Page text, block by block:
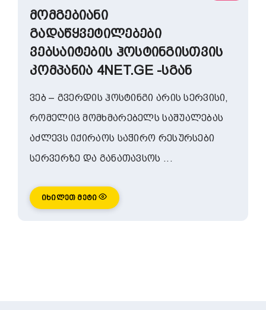
მომგებიანი
გადაწყვეტილებები
ვებსაიტების ჰოსტინგისთვის
კომპანია 4NET.GE -სგან
ვებ – გვერდის ჰოსტინგი არის სერვისი,
რომელიც მომხმარებელს საშუალებას
აძლევს იქირაოს საჭირო რესურსები
სერვერზე და განათავსოს ...
Იხილეთ Მეტი